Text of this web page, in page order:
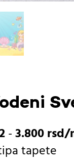
-3.800rsd
tapete